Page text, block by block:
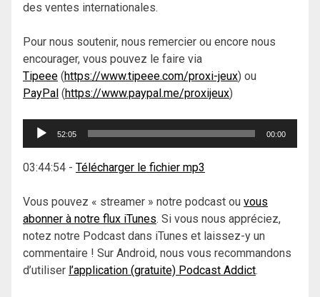
des ventes internationales.
Pour nous soutenir, nous remercier ou encore nous
encourager, vous pouvez le faire via
Tipeee (https://www.tipeee.com/proxi-jeux) ou
PayPal (https://www.paypal.me/proxijeux)
Lecteur
52:05 00:00
03:44:54 - Télécharger le fichier mp3
Vous pouvez « streamer » notre podcast ou vous
abonner à notre flux iTunes. Si vous nous appréciez,
notez notre Podcast dans iTunes et laissez-y un
commentaire ! Sur Android, nous vous recommandons
d’utiliser l’application (gratuite) Podcast Addict.